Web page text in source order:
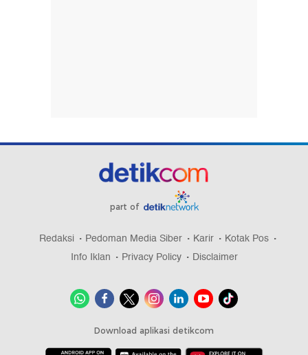
part of
Redaksi Pedoman Media Siber Karir
Kotak Pos
Info Iklan
Privacy Policy Disclaimer
Download aplikasi detikcom